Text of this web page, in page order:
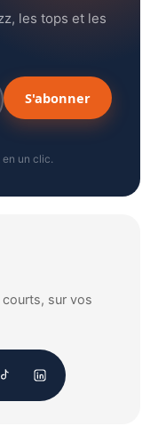
les tops et les
S'abonner
en un clic.
sur vos